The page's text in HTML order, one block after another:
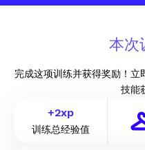
本次
完成这项训练并获得奖励！立
技能
+2xp
训练总经验值